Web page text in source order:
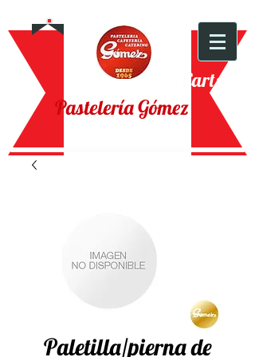
Cart:
Pastelería Gómez
Paletilla/pierna de